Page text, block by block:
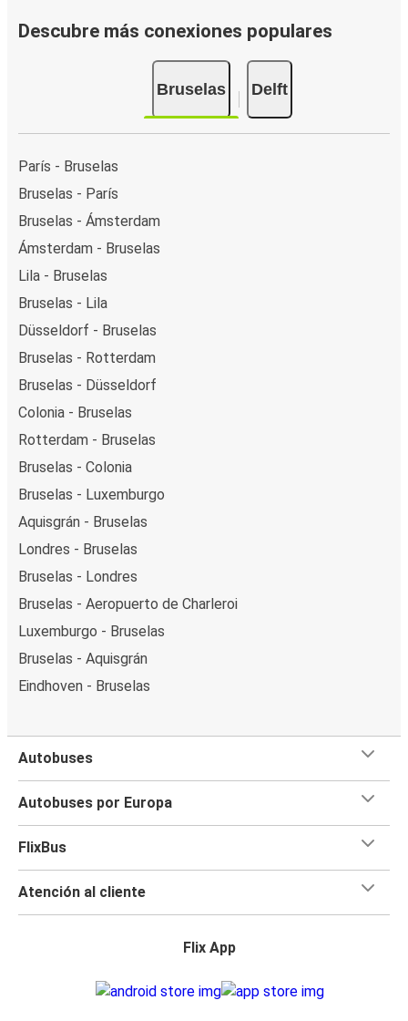
Descubre más conexiones populares
Bruselas Delft
París - Bruselas
Bruselas - París
Bruselas - Ámsterdam
Ámsterdam - Bruselas
Lila - Bruselas
Bruselas - Lila
Düsseldorf - Bruselas
Bruselas - Rotterdam
Bruselas - Düsseldorf
Colonia - Bruselas
Rotterdam - Bruselas
Bruselas - Colonia
Bruselas - Luxemburgo
Aquisgrán - Bruselas
Londres - Bruselas
Bruselas - Londres
Bruselas - Aeropuerto de Charleroi
Luxemburgo - Bruselas
Bruselas - Aquisgrán
Eindhoven - Bruselas
Autobuses
Autobuses por Europa
FlixBus
Atención al cliente
Flix App